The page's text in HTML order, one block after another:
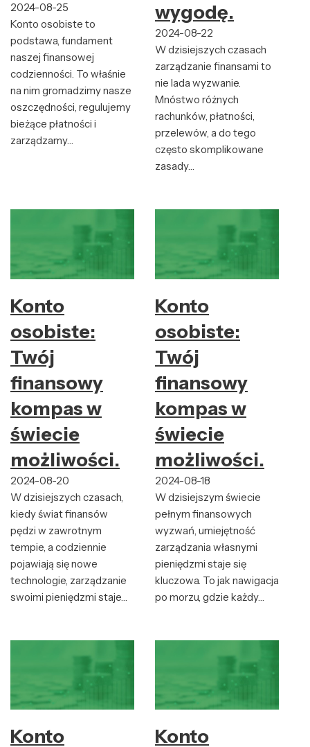
2024-08-25
Konto osobiste to
podstawa, fundament
naszej finansowej
codzienności. To właśnie
na nim gromadzimy nasze
oszczędności, regulujemy
bieżące płatności i
zarządzamy…
wygodę.
2024-08-22
W dzisiejszych czasach
zarządzanie finansami to
nie lada wyzwanie.
Mnóstwo różnych
rachunków, płatności,
przelewów, a do tego
często skomplikowane
zasady…
Konto
osobiste:
Twój
finansowy
kompas w
świecie
możliwości.
2024-08-20
W dzisiejszych czasach,
kiedy świat finansów
pędzi w zawrotnym
tempie, a codziennie
pojawiają się nowe
technologie, zarządzanie
swoimi pieniędzmi staje…
Konto
osobiste:
Twój
finansowy
kompas w
świecie
możliwości.
2024-08-18
W dzisiejszym świecie
pełnym finansowych
wyzwań, umiejętność
zarządzania własnymi
pieniędzmi staje się
kluczowa. To jak nawigacja
po morzu, gdzie każdy…
Konto
Konto